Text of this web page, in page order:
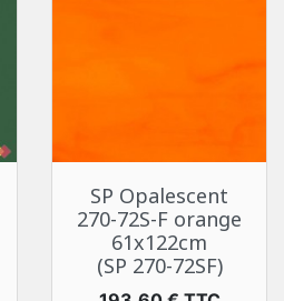
SP Opalescent
270-72S-F orange
61x122cm
(SP 270-72SF)